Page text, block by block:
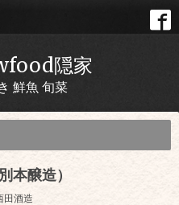
隠家
鮮魚 旬菜
本醸造）
田酒造